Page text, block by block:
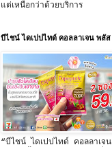
แต่เหนือกว่าด้วยบริการ
บีไชน์ ไดเปปไทด์ คอลลาเจน พลัส
“บีไชน์ ไดเปปไทด์ คอลลาเจน